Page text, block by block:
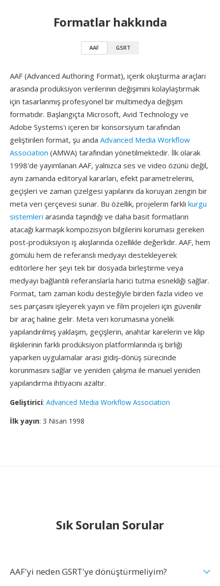
Formatlar hakkında
AAF GSRT
AAF (Advanced Authoring Format), içerik oluşturma araçları
arasında prodüksiyon verilerinin değişimini kolaylaştırmak
için tasarlanmış profesyonel bir multimedya değişim
formatıdır. Başlangıçta Microsoft, Avid Technology ve
Adobe Systems'ı içeren bir konsorsiyum tarafından
geliştirilen format, şu anda Advanced Media Workflow
Association (AMWA) tarafından yönetilmektedir. İlk olarak
1998'de yayımlanan AAF, yalnızca ses ve video özünü değil,
aynı zamanda editoryal kararları, efekt parametrelerini,
geçişleri ve zaman çizelgesi yapılarını da koruyan zengin bir
meta veri çerçevesi sunar. Bu özellik, projelerin farklı kurgu
sistemleri arasında taşındığı ve daha basit formatların
atacağı karmaşık kompozisyon bilgilerini koruması gereken
post-prodüksiyon iş akışlarında özellikle değerlidir. AAF, hem
gömülü hem de referanslı medyayı destekleyerek
editörlere her şeyi tek bir dosyada birleştirme veya
medyayı bağlantılı referanslarla harici tutma esnekliği sağlar.
Format, tam zaman kodu desteğiyle birden fazla video ve
ses parçasını işleyerek yayın ve film projeleri için güvenilir
bir araç haline gelir. Meta veri korumasına yönelik
yapılandırılmış yaklaşım, geçişlerin, anahtar karelerin ve klip
ilişkilerinin farklı prodüksiyon platformlarında iş birliği
yaparken uygulamalar arası gidiş-dönüş sürecinde
korunmasını sağlar ve yeniden çalışma ile manuel yeniden
yapılandırma ihtiyacını azaltır.
Geliştirici: Advanced Media Workflow Association
İlk yayın: 3 Nisan 1998
Sık Sorulan Sorular
AAF'yi neden GSRT'ye dönüştürmeliyim?